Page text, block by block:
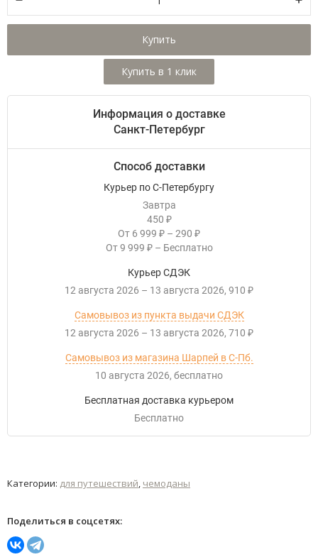
Купить
Информация о доставке
Санкт-Петербург
Способ доставки
Курьер по С-Петербургу
Завтра
450 ₽
От 6 999 ₽ – 290 ₽
От 9 999 ₽ – Бесплатно
Курьер СДЭК
12 августа 2026 – 13 августа 2026 910 ₽
Самовывоз из пункта выдачи СДЭК
12 августа 2026 – 13 августа 2026 710 ₽
Самовывоз из магазина Шарпей в С-Пб.
10 августа 2026
Бесплатно
Бесплатная доставка курьером
Бесплатно
Категории: для путешествий, чемоданы
Поделиться в соцсетях: